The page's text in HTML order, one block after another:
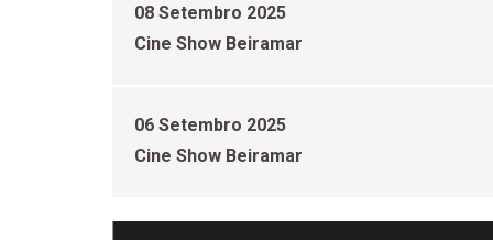
08 Setembro 2025
Cine Show Beiramar
06 Setembro 2025
Cine Show Beiramar